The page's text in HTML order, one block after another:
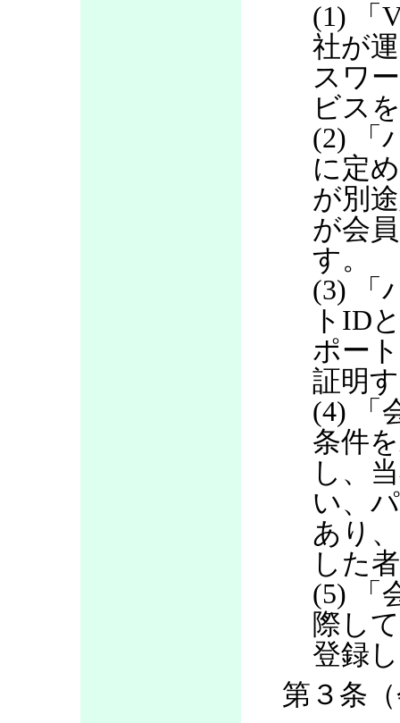
(1) 「
社が
スワ
ビス
(2) 「
に定
が別
が会
す。
(3) 「
トID
ポー
証明
(4) 「
条件
し、
い、
あり
した
(5) 「
際し
登録
第３条